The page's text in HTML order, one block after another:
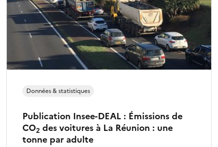
Publication Insee-DEAL : Émissions de
CO2 des voitures à La Réunion : une
tonne par adulte
Données & statistiques